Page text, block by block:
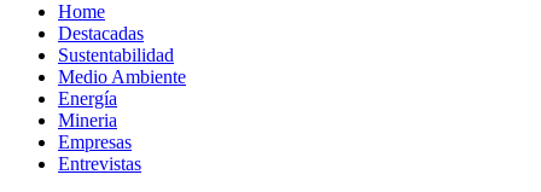
Home
Destacadas
Sustentabilidad
Medio Ambiente
Energía
Mineria
Empresas
Entrevistas